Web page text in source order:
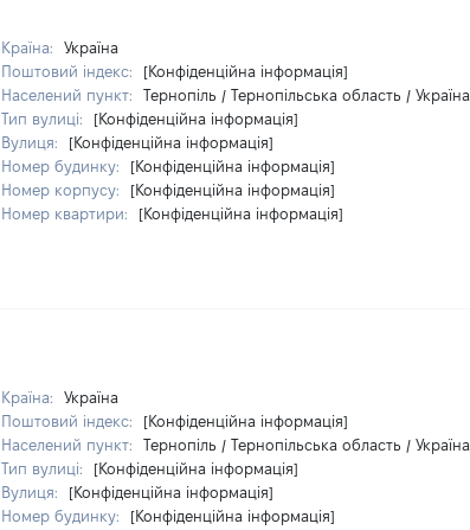
Країна:
Україна
Поштовий індекс:
[Конфіденційна інформація]
Населений пункт:
Тернопіль / Тернопільська область / Україна
Тип вулиці:
[Конфіденційна інформація]
Вулиця:
[Конфіденційна інформація]
Номер будинку:
[Конфіденційна інформація]
Номер корпусу:
[Конфіденційна інформація]
Номер квартири:
[Конфіденційна інформація]
Країна:
Україна
Поштовий індекс:
[Конфіденційна інформація]
Населений пункт:
Тернопіль / Тернопільська область / Україна
Тип вулиці:
[Конфіденційна інформація]
Вулиця:
[Конфіденційна інформація]
Номер будинку:
[Конфіденційна інформація]